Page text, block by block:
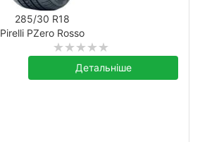
285/30 R18
Pirelli PZero Rosso
Детальніше